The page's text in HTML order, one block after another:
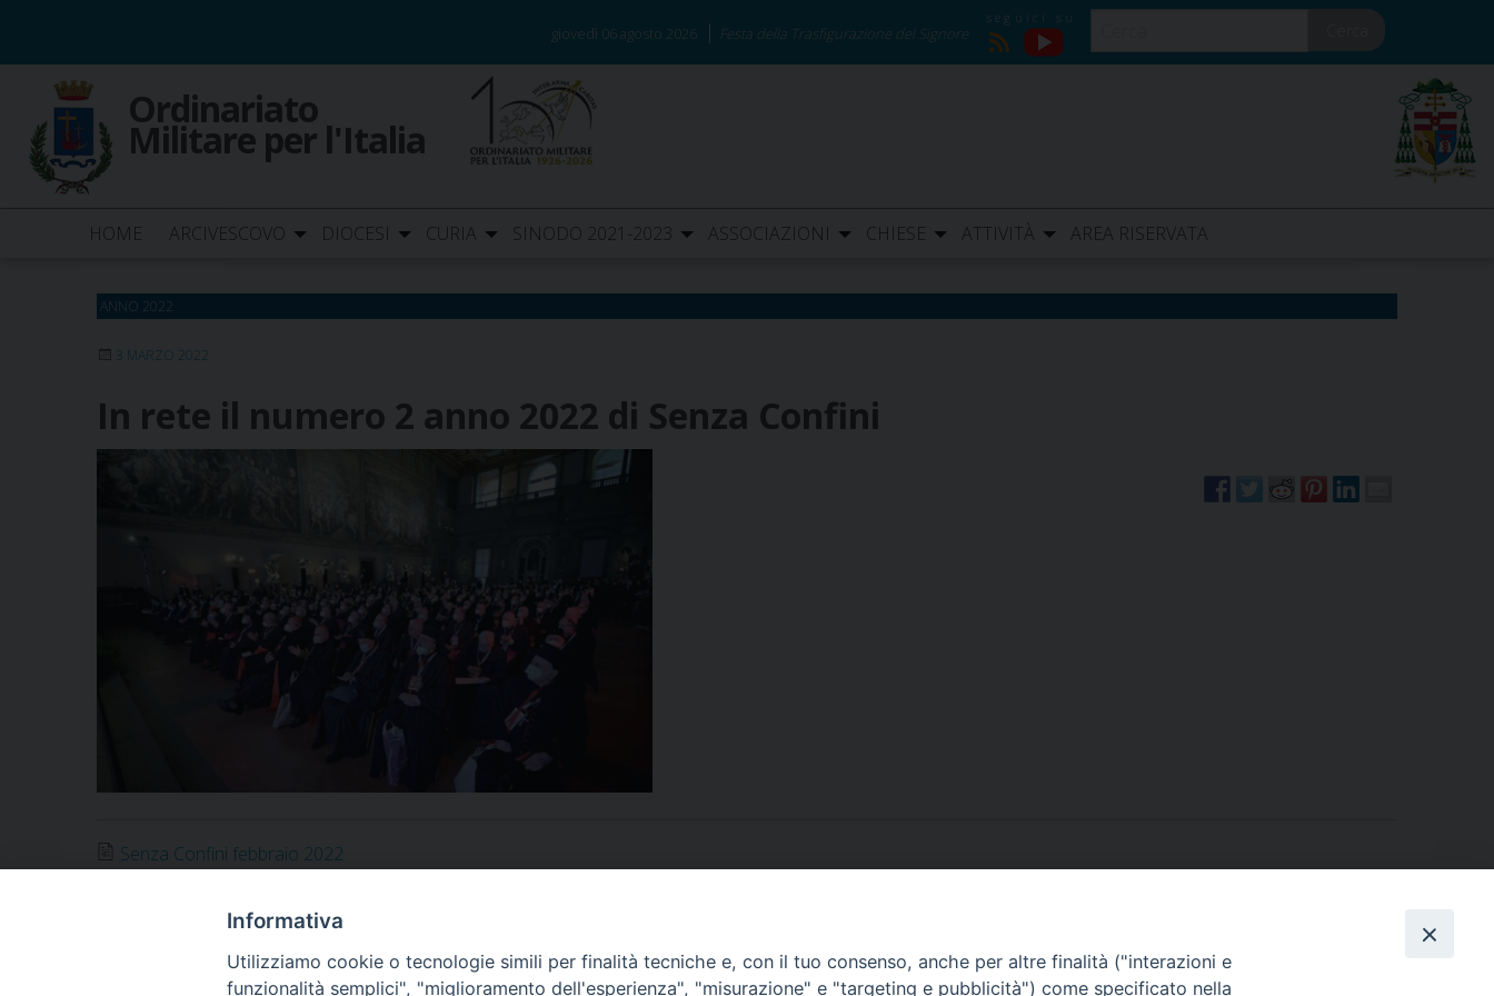
content
giovedì 06 agosto 2026 Festa della Trasfigurazione del Signore
RSS
YouTube
Ordinariato
Militare per l'Italia
HOME ARCIVESCOVO DIOCESI CURIA SINODO 2021-2023 ASSOCIAZIONI CHIESE ATTIVITÀ AREA RISERVATA
ANNO 2022
3 MARZO 2022
In rete il numero 2 anno 2022 di Senza Confini
Senza Confini febbraio 2022
Informativa
Utilizziamo cookie o tecnologie simili per finalità tecniche e, con il tuo consenso, anche per altre finalità ("interazioni e
funzionalità semplici", "miglioramento dell'esperienza", "misurazione" e "targeting e pubblicità") come specificato nella